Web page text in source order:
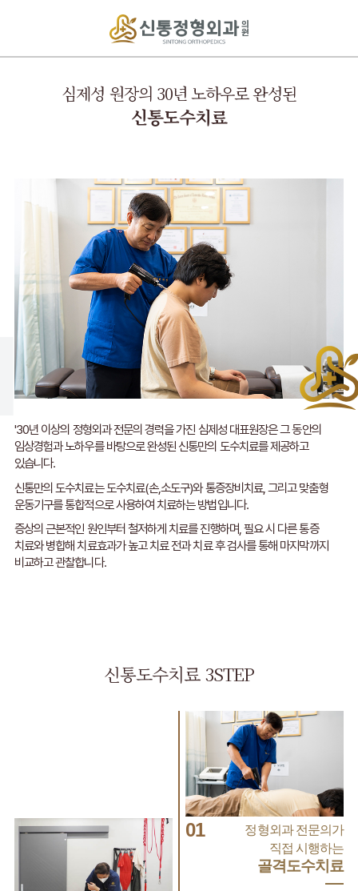
심제성 원장의 30년 노하우로 완성된
신통도수치료
'30년 이상의 정형외과 전문의 경력을 가진 심제성 대표원장은그 동안의
임상경험과 노하우를 바탕으로 완성된 신통만의 도수치료를 제공하고
있습니다.
신통만의 도수치료는 도수치료(손,소도구)와 통증장비치료,그리고 맞춤형
운동기구를 통합적으로 사용하여 치료하는 방법입니다.
증상의 근본적인 원인부터 철저하게 치료를 진행하며,필요 시 다른 통증
치료와 병합해 치료효과가 높고치료 전과 치료 후 검사를 통해 마지막까지
비교하고 관찰합니다.
신통도수치료 3STEP
01
정형외과 전문의가
직접 시행하는
골격도수치료